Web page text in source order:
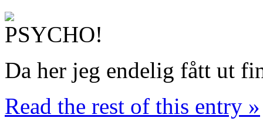
Da her jeg endelig fått ut
Read the rest of this entry »